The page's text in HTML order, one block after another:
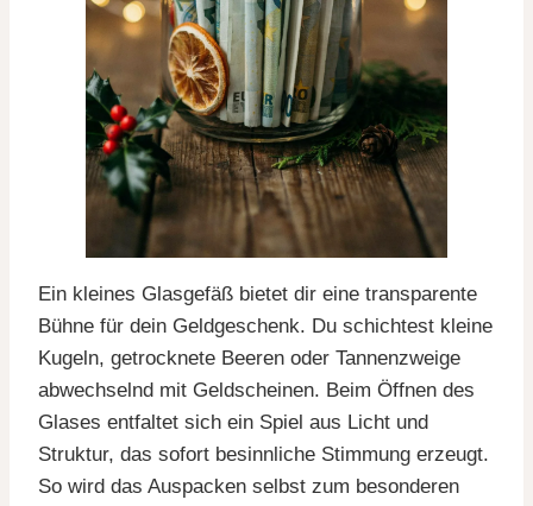
Ein kleines Glasgefäß bietet dir eine transparente
Bühne für dein Geldgeschenk. Du schichtest kleine
Kugeln, getrocknete Beeren oder Tannenzweige
abwechselnd mit Geldscheinen. Beim Öffnen des
Glases entfaltet sich ein Spiel aus Licht und
Struktur, das sofort besinnliche Stimmung erzeugt.
So wird das Auspacken selbst zum besonderen